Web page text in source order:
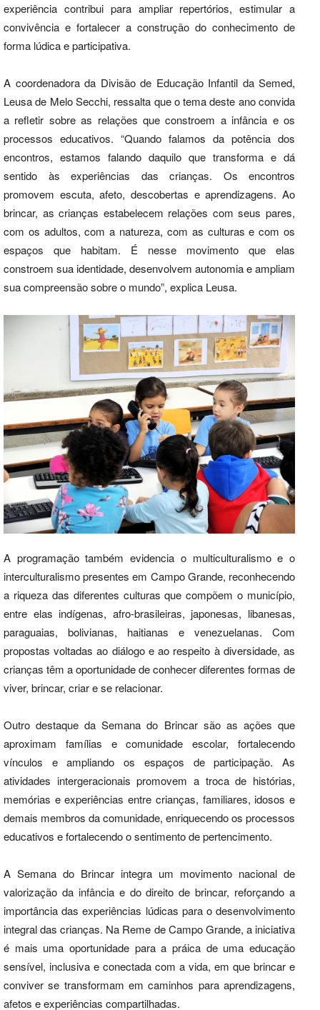
experiência contribui para ampliar repertórios, estimular a
convivência e fortalecer a construção do conhecimento de
forma lúdica e participativa.
A coordenadora da Divisão de Educação Infantil da Semed,
Leusa de Melo Secchi, ressalta que o tema deste ano convida
a refletir sobre as relações que constroem a infância e os
processos educativos. “Quando falamos da potência dos
encontros, estamos falando daquilo que transforma e dá
sentido às experiências das crianças. Os encontros
promovem escuta, afeto, descobertas e aprendizagens. Ao
brincar, as crianças estabelecem relações com seus pares,
com os adultos, com a natureza, com as culturas e com os
espaços que habitam. É nesse movimento que elas
constroem sua identidade, desenvolvem autonomia e ampliam
sua compreensão sobre o mundo”, explica Leusa.
A programação também evidencia o multiculturalismo e o
interculturalismo presentes em Campo Grande, reconhecendo
a riqueza das diferentes culturas que compõem o município,
entre elas indígenas, afro-brasileiras, japonesas, libanesas,
paraguaias, bolivianas, haitianas e venezuelanas. Com
propostas voltadas ao diálogo e ao respeito à diversidade, as
crianças têm a oportunidade de conhecer diferentes formas de
viver, brincar, criar e se relacionar.
Outro destaque da Semana do Brincar são as ações que
aproximam famílias e comunidade escolar, fortalecendo
vínculos e ampliando os espaços de participação. As
atividades intergeracionais promovem a troca de histórias,
memórias e experiências entre crianças, familiares, idosos e
demais membros da comunidade, enriquecendo os processos
educativos e fortalecendo o sentimento de pertencimento.
A Semana do Brincar integra um movimento nacional de
valorização da infância e do direito de brincar, reforçando a
importância das experiências lúdicas para o desenvolvimento
integral das crianças. Na Reme de Campo Grande, a iniciativa
é mais uma oportunidade para a práica de uma educação
sensível, inclusiva e conectada com a vida, em que brincar e
conviver se transformam em caminhos para aprendizagens,
afetos e experiências compartilhadas.